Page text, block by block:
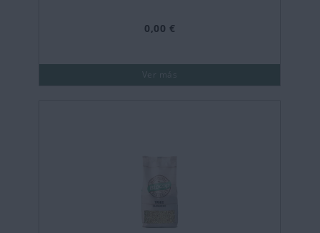
0,00 €
Ver más